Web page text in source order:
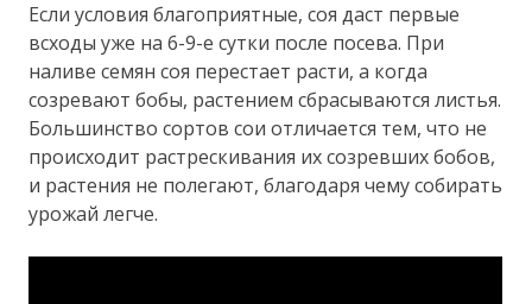
Если условия благоприятные, соя даст первые
всходы уже на 6-9-е сутки после посева. При
наливе семян соя перестает расти, а когда
созревают бобы, растением сбрасываются листья.
Большинство сортов сои отличается тем, что не
происходит растрескивания их созревших бобов,
и растения не полегают, благодаря чему собирать
урожай легче.